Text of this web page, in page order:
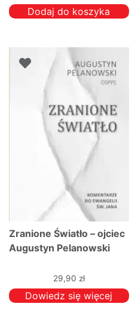
Dodaj do koszyka
Zranione Światło – ojciec
Augustyn Pelanowski
29,90 zł
Dowiedz się więcej